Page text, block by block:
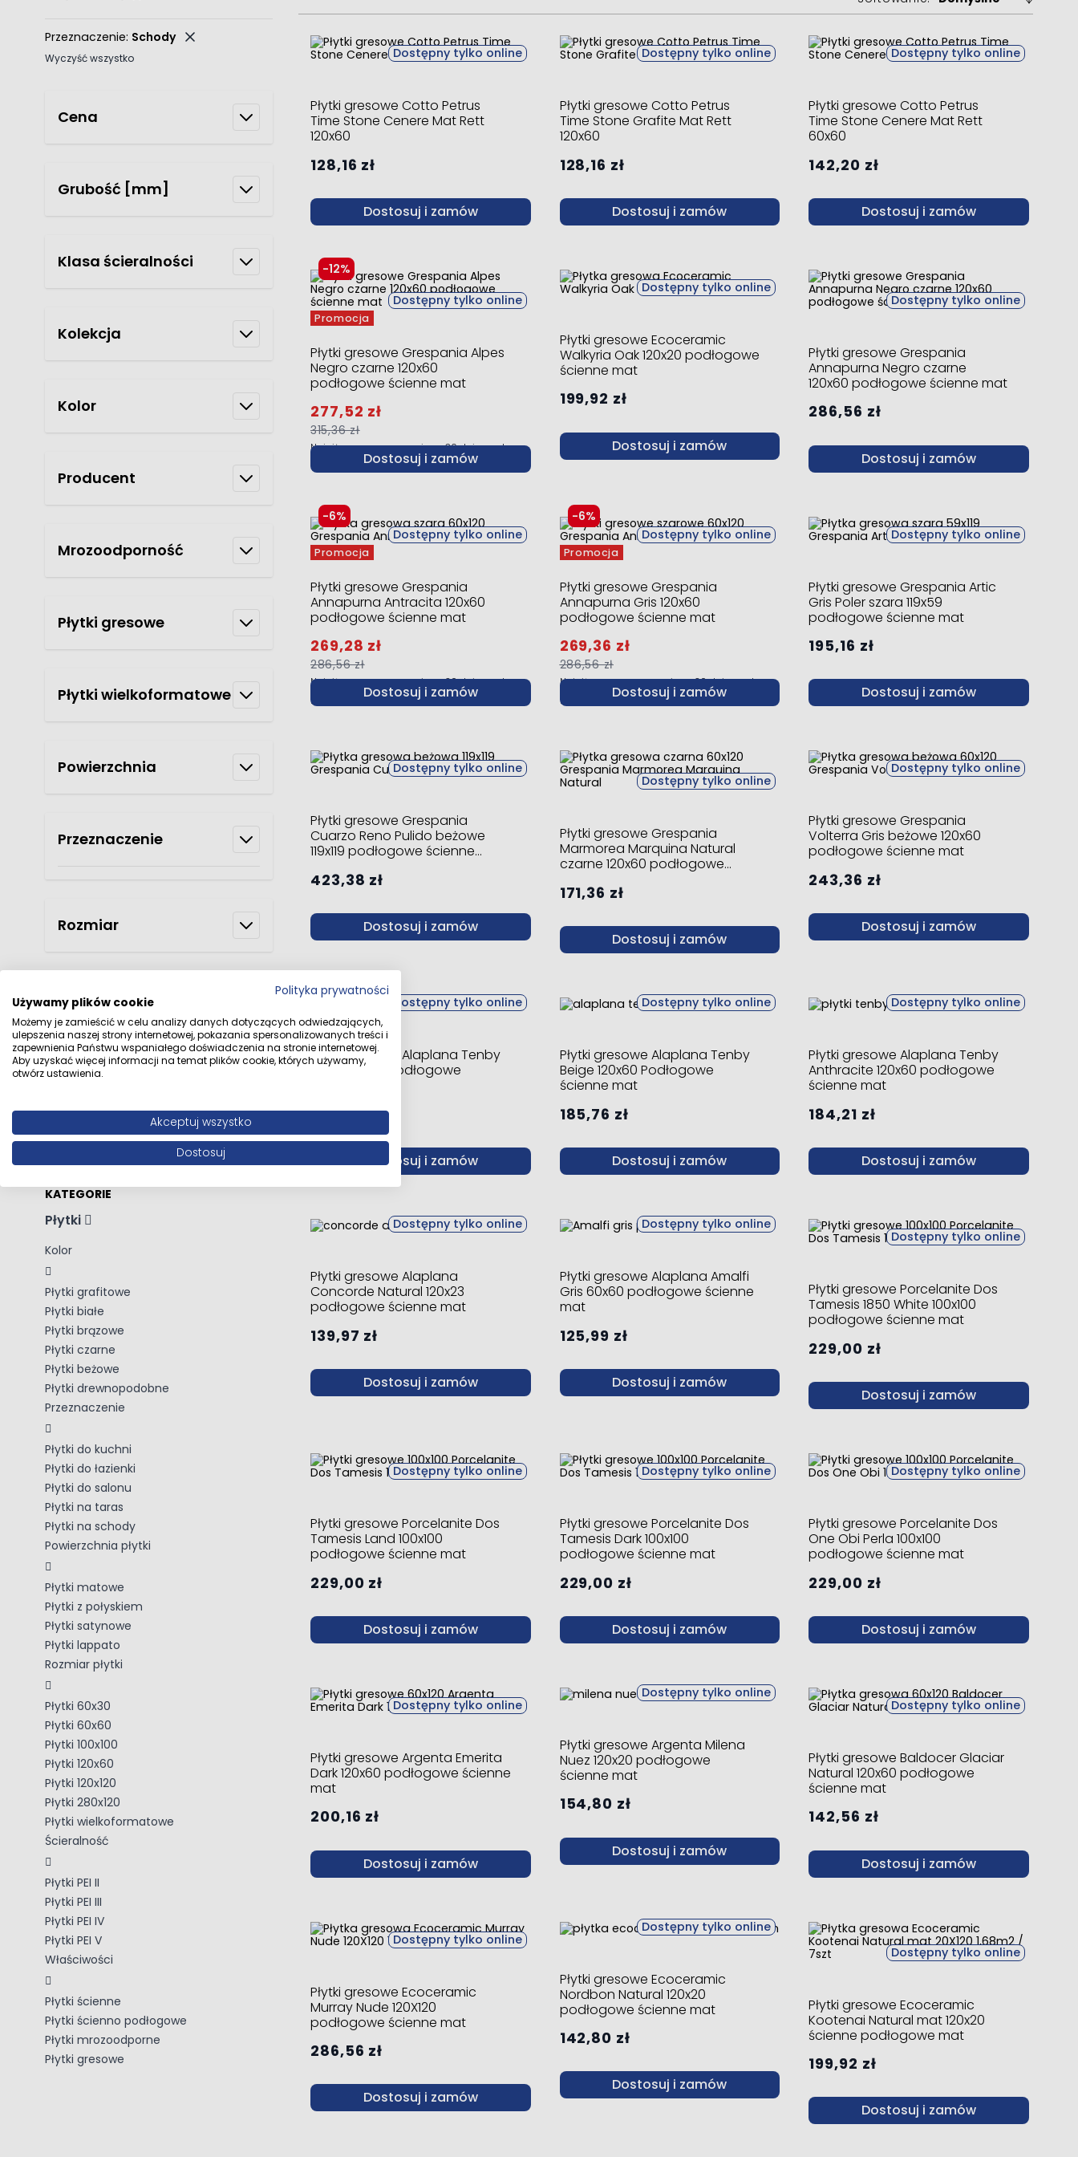
Przeznaczenie: Schody
Wyczyść wszystko
Cena
Grubość [mm]
Klasa ścieralności
Kolekcja
Kolor
Producent
Mrozoodporność
Płytki gresowe
Płytki wielkoformatowe
Powierzchnia
Przeznaczenie
Rozmiar
Styl
Typ
Zastosowanie
KATEGORIE
Płytki
Kolor
Płytki grafitowe
Płytki białe
Płytki brązowe
Płytki czarne
Płytki beżowe
Płytki drewnopodobne
Przeznaczenie
Płytki do kuchni
Płytki do łazienki
Płytki do salonu
Płytki na taras
Płytki na schody
Powierzchnia płytki
Płytki matowe
Płytki z połyskiem
Płytki satynowe
Płytki lappato
Rozmiar płytki
Płytki 60x30
Płytki 60x60
Płytki 100x100
Płytki 120x60
Płytki 120x120
Płytki 280x120
Płytki wielkoformatowe
Ścieralność
Płytki PEI II
Płytki PEI III
Płytki PEI IV
Płytki PEI V
Właściwości
Płytki ścienne
Płytki ścienno podłogowe
Płytki mrozoodporne
Płytki gresowe
Dostępny tylko online
Płytki gresowe Cotto Petrus
Time Stone Cenere Mat Rett
120x60
128,16 zł
Dostosuj i zamów
Dostępny tylko online
Płytki gresowe Cotto Petrus
Time Stone Grafite Mat Rett
120x60
128,16 zł
Dostosuj i zamów
Dostępny tylko online
Płytki gresowe Cotto Petrus
Time Stone Cenere Mat Rett
60x60
142,20 zł
Dostosuj i zamów
Promocja
-12%
Dostępny tylko online
Płytki gresowe Grespania Alpes
Negro czarne 120x60
podłogowe ścienne mat
277,52 zł
315,36 zł
Najniższa cena w przeciągu 30 dni przed
promocją:
174,97 zł
Dostosuj i zamów
Dostępny tylko online
Płytki gresowe Ecoceramic
Walkyria Oak 120x20 podłogowe
ścienne mat
199,92 zł
Dostosuj i zamów
Dostępny tylko online
Płytki gresowe Grespania
Annapurna Negro czarne
120x60 podłogowe ścienne mat
286,56 zł
Dostosuj i zamów
Promocja
-6%
Dostępny tylko online
Płytki gresowe Grespania
Annapurna Antracita 120x60
podłogowe ścienne mat
269,28 zł
286,56 zł
Najniższa cena w przeciągu 30 dni przed
promocją:
169,00 zł
Dostosuj i zamów
Promocja
-6%
Dostępny tylko online
Płytki gresowe Grespania
Annapurna Gris 120x60
podłogowe ścienne mat
269,36 zł
286,56 zł
Najniższa cena w przeciągu 30 dni przed
promocją:
169,00 zł
Dostosuj i zamów
Dostępny tylko online
Płytki gresowe Grespania Artic
Gris Poler szara 119x59
podłogowe ścienne mat
195,16 zł
Dostosuj i zamów
Dostępny tylko online
Płytki gresowe Grespania
Cuarzo Reno Pulido beżowe
119x119 podłogowe ścienne
423,38 zł
Dostosuj i zamów
Dostępny tylko online
Płytki gresowe Grespania
Marmorea Marquina Natural
czarne 120x60 podłogowe
171,36 zł
Dostosuj i zamów
Dostępny tylko online
Płytki gresowe Grespania
Volterra Gris beżowe 120x60
podłogowe ścienne mat
243,36 zł
Dostosuj i zamów
Dostępny tylko online
Płytki gresowe Alaplana Tenby
Grey 120x60 podłogowe
184,21 zł
Dostosuj i zamów
Dostępny tylko online
Płytki gresowe Alaplana Tenby
Beige 120x60 Podłogowe
ścienne mat
185,76 zł
Dostosuj i zamów
Dostępny tylko online
Płytki gresowe Alaplana Tenby
Anthracite 120x60 podłogowe
ścienne mat
184,21 zł
Dostosuj i zamów
Dostępny tylko online
Płytki gresowe Alaplana
Concorde Natural 120x23
podłogowe ścienne mat
139,97 zł
Dostosuj i zamów
Dostępny tylko online
Płytki gresowe Alaplana Amalfi
Gris 60x60 podłogowe ścienne
mat
125,99 zł
Dostosuj i zamów
Dostępny tylko online
Płytki gresowe Porcelanite Dos
Tamesis 1850 White 100x100
podłogowe ścienne mat
229,00 zł
Dostosuj i zamów
Dostępny tylko online
Płytki gresowe Porcelanite Dos
Tamesis Land 100x100
podłogowe ścienne mat
229,00 zł
Dostosuj i zamów
Dostępny tylko online
Płytki gresowe Porcelanite Dos
Tamesis Dark 100x100
podłogowe ścienne mat
229,00 zł
Dostosuj i zamów
Dostępny tylko online
Płytki gresowe Porcelanite Dos
One Obi Perla 100x100
podłogowe ścienne mat
229,00 zł
Dostosuj i zamów
Dostępny tylko online
Płytki gresowe Argenta Emerita
Dark 120x60 podłogowe ścienne
mat
200,16 zł
Dostosuj i zamów
Dostępny tylko online
Płytki gresowe Argenta Milena
Nuez 120x20 podłogowe
ścienne mat
154,80 zł
Dostosuj i zamów
Dostępny tylko online
Płytki gresowe Baldocer Glaciar
Natural 120x60 podłogowe
ścienne mat
142,56 zł
Dostosuj i zamów
Dostępny tylko online
Płytki gresowe Ecoceramic
Murray Nude 120X120
podłogowe ścienne mat
286,56 zł
Dostosuj i zamów
Dostępny tylko online
Płytki gresowe Ecoceramic
Nordbon Natural 120x20
podłogowe ścienne mat
142,80 zł
Dostosuj i zamów
Dostępny tylko online
Płytki gresowe Ecoceramic
Kootenai Natural mat 120x20
ścienne podłogowe mat
199,92 zł
Dostosuj i zamów
Polityka prywatności
Używamy plików cookie
Możemy je zamieścić w celu analizy danych dotyczących odwiedzających,
ulepszenia naszej strony internetowej, pokazania spersonalizowanych treści i
zapewnienia Państwu wspaniałego doświadczenia na stronie internetowej.
Aby uzyskać więcej informacji na temat plików cookie, których używamy,
otwórz ustawienia.
Akceptuj wszystko
Dostosuj